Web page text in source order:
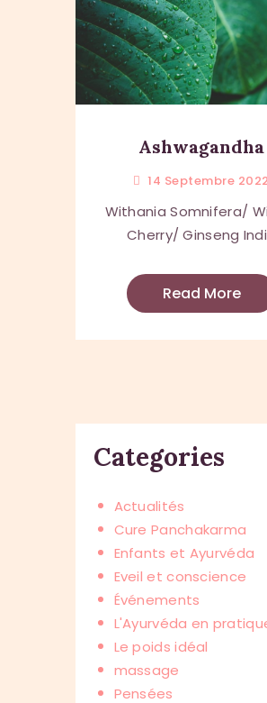
Ashwagandha
14 Septembre 2022
Withania Somnifera/
Cherry/ Ginseng
Read More
Categories
Actualités
Cure Panchakarma
Enfants et Ayurvéda
Eveil et conscience
Événements
L'Ayurvéda en
Le poids idéal
massage
Pensées